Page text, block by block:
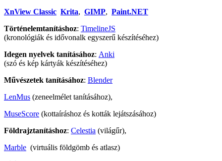
XnView Classic Krita, GIMP, Paint.NET
Történelemtanításhoz: TimelineJS
(kronológiák és idővonalk egyszerű készítéséhez)
Idegen nyelvek tanításához: Anki
(szó és kép kártyák készítéséhez)
Művészetek tanításához: Blender
LenMus (zeneelmélet tanításához),
MuseScore (kottaíráshoz és kották lejátszásához)
Földrajztanításhoz: Celestia (világűr),
Marble (virtuális földgömb és atlasz)